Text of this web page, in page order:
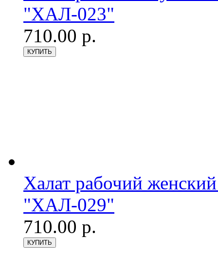
"ХАЛ-023"
710.00 р.
Халат рабочий
"ХАЛ-029"
710.00 р.